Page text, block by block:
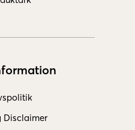
Disclaimer